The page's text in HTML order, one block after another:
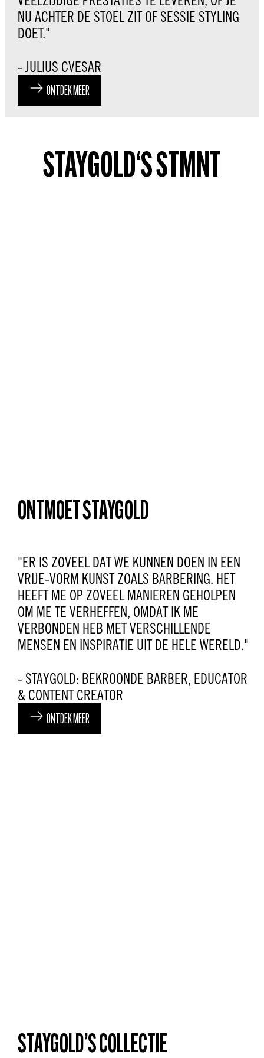
NU ACHTER DE STOEL ZIT OF SESSIE STYLING
DOET."
- JULIUS CVESAR
ONTDEK MEER
STAYGOLD‘S STMNT
ONTMOET STAYGOLD
"ER IS ZOVEEL DAT WE KUNNEN DOEN IN EEN
VRIJE-VORM KUNST ZOALS BARBERING. HET
HEEFT ME OP ZOVEEL MANIEREN GEHOLPEN
OM ME TE VERHEFFEN, OMDAT IK ME
VERBONDEN HEB MET VERSCHILLENDE
MENSEN EN INSPIRATIE UIT DE HELE WERELD."
- STAYGOLD: BEKROONDE BARBER, EDUCATOR
& CONTENT CREATOR
ONTDEK MEER
STAYGOLD’S COLLECTIE